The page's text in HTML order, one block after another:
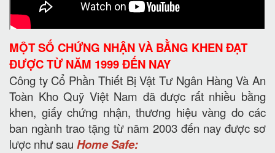
MỘT SỐ CHỨNG NHẬN VÀ BẰNG KHEN ĐẠT
ĐƯỢC TỪ NĂM 1999 ĐẾN NAY
Công ty Cổ Phần Thiết Bị Vật Tư Ngân Hàng Và An
Toàn Kho Quỹ Việt Nam đã được rất nhiều bằng
khen, giấy chứng nhận, thương hiệu vàng do các
ban ngành trao tặng từ năm 2003 đến nay được sơ
lược như sau Home Safe: